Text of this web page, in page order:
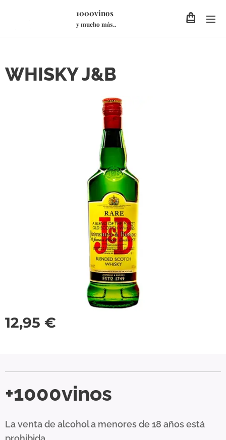
1000vinos
y mucho más..
WHISKY J&B
12,95 €
+1000vinos
La venta de alcohol a menores de 18 años está